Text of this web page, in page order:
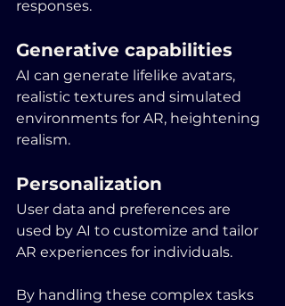
responses.
Generative capabilities
AI can generate lifelike avatars,
realistic textures and simulated
environments for AR, heightening
realism.
Personalization
User data and preferences are
used by AI to customize and tailor
AR experiences for individuals.
By handling these complex tasks